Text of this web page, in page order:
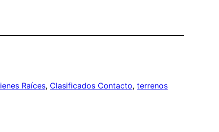
Raíces, Clasificados Contacto, terrenos